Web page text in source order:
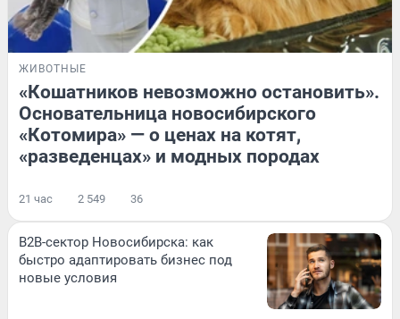
ЖИВОТНЫЕ
«Кошатников невозможно остановить».
Основательница новосибирского
«Котомира» — о ценах на котят,
«разведенцах» и модных породах
21 час 2 549 36
B2B-сектор Новосибирска: как
быстро адаптировать бизнес под
новые условия